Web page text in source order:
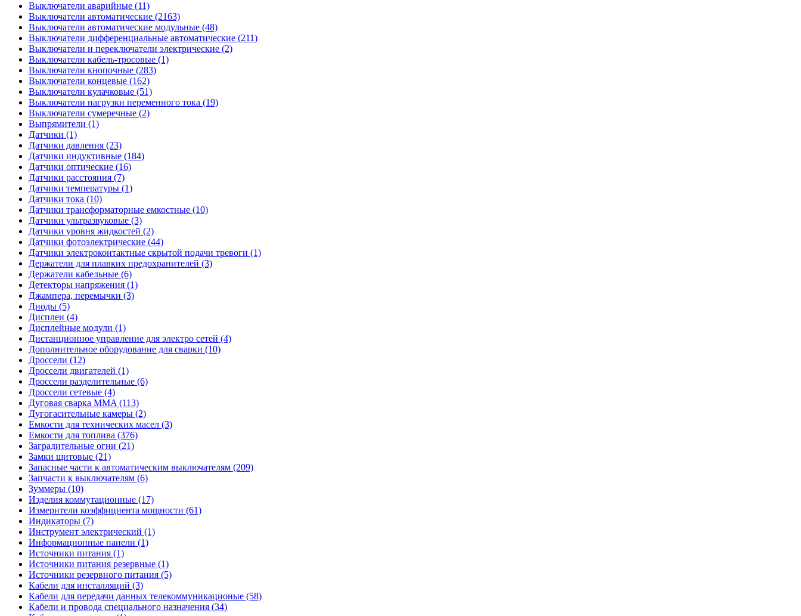
Выключатели аварийные (11)
Выключатели автоматические (2163)
Выключатели автоматические модульные (48)
Выключатели дифференциальные автоматические (211)
Выключатели и переключатели электрические (2)
Выключатели кабель-тросовые (1)
Выключатели кнопочные (283)
Выключатели концевые (162)
Выключатели кулачковые (51)
Выключатели нагрузки переменного тока (19)
Выключатели сумеречные (2)
Выпрямители (1)
Датчики (1)
Датчики давления (23)
Датчики индуктивные (184)
Датчики оптические (16)
Датчики расстояния (7)
Датчики температуры (1)
Датчики тока (10)
Датчики трансформаторные емкостные (10)
Датчики ультразвуковые (3)
Датчики уровня жидкостей (2)
Датчики фотоэлектрические (44)
Датчики электроконтактные скрытой подачи тревоги (1)
Держатели для плавких предохранителей (3)
Держатели кабельные (6)
Детекторы напряжения (1)
Джампера, перемычки (3)
Диоды (5)
Дисплеи (4)
Дисплейные модули (1)
Дистанционное управление для электро сетей (4)
Дополнительное оборудование для сварки (10)
Дроссели (12)
Дроссели двигателей (1)
Дроссели разделительные (6)
Дроссели сетевые (4)
Дуговая сварка MMA (113)
Дугогасительные камеры (2)
Емкости для технических масел (3)
Емкости для топлива (376)
Заградительные огни (21)
Замки щитовые (21)
Запасные части к автоматическим выключателям (209)
Запчасти к выключателям (6)
Зуммеры (10)
Изделия коммутационные (17)
Измерители коэффициента мощности (61)
Индикаторы (7)
Инструмент электрический (1)
Информационные панели (1)
Источники питания (1)
Источники питания резервные (1)
Источники резервного питания (5)
Кабели для инсталляций (3)
Кабели для передачи данных телекоммуникационые (58)
Кабели и провода специального назначения (34)